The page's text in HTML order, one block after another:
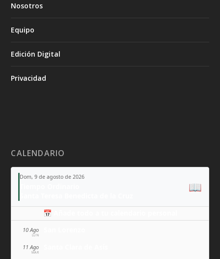
Nosotros
Equipo
Edición Digital
Privacidad
CALENDARIO
Dom, 9 de agosto de 2026
📖
📅 Añade todo a tu calendario personal
10 Ago
LUN
11 Ago
MAR